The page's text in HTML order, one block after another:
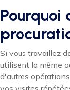
Pourquoi
Si vous travaillez
utilisent la même
d'autres